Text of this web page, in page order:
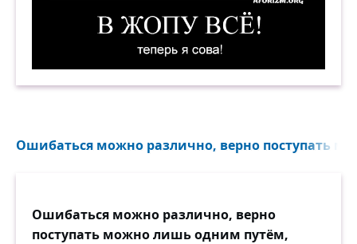
В жопу всё! Теперь я сова! Демотиватор
Ошибаться можно различно, верно поступать
Ошибаться можно различно, верно
поступать можно лишь одним путём,